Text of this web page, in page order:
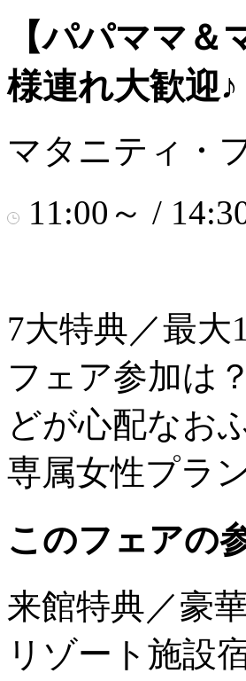
【パパママ
様連れ大歓迎♪
マタニティ・
11:00～ /
7大特典／最
フェア参加は
どが心配なお
専属女性プラ
このフェアの
来館特典／豪
リゾート施設